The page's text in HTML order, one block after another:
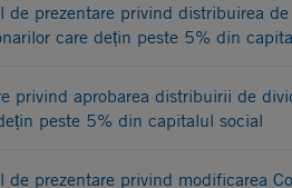
de prezentare privind distribuirea
care dețin peste 5% din
privind aprobarea distribuirii de
peste 5% din capitalul social
de prezentare privind modificarea